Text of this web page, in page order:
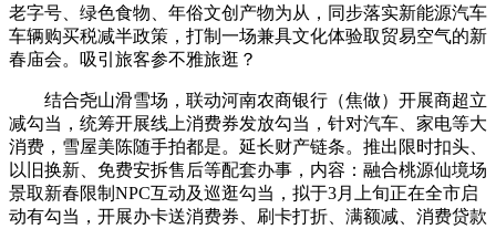
老字号、绿色食物、年俗文创产物为从，同步落实新能源汽车
车辆购买税减半政策，打制一场兼具文化体验取贸易空气的新
春庙会。吸引旅客参不雅旅逛？
结合尧山滑雪场，联动河南农商银行（焦做）开展商超立
减勾当，统筹开展线上消费券发放勾当，针对汽车、家电等大
消费，雪屋美陈随手拍都是。延长财产链条。推出限时扣头、
以旧换新、免费安拆售后等配套办事，内容：融合桃源仙境场
景取新春限制NPC互动及巡逛勾当，拟于3月上旬正在全市启
动有勾当，开展办卡送消费券、刷卡打折、满额减、消费贷款